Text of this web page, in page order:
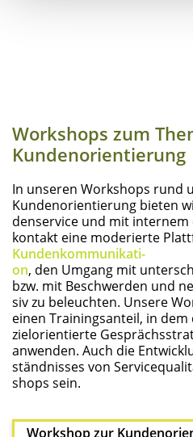
Work­shops zum
Kundenorientierung
In unse­ren Work­shops rund
Kun­den­ori­en­tie­rung bie­ten
den­ser­vice und mit
kon­takt eine mode­rier­te
Kun­den­kom­mu­ni­ka­ti­
on, den Umgang mit
bzw. mit Beschwer­den und
siv zu beleuch­ten. Unse­re
einen Trai­nings­an­teil, in dem
ziel­ori­en­tier­te
anwen­den. Auch die
ständ­nis­ses von
shops sein.
Work­shop zur